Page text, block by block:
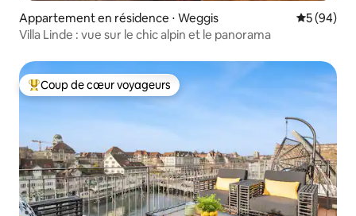
Appartement en résidence ⋅ Weggis
5 (94)
Villa Linde : vue sur le chic alpin et le panorama
Coups de cœur voyageurs les plus appréciés
Coup de cœur voyageurs